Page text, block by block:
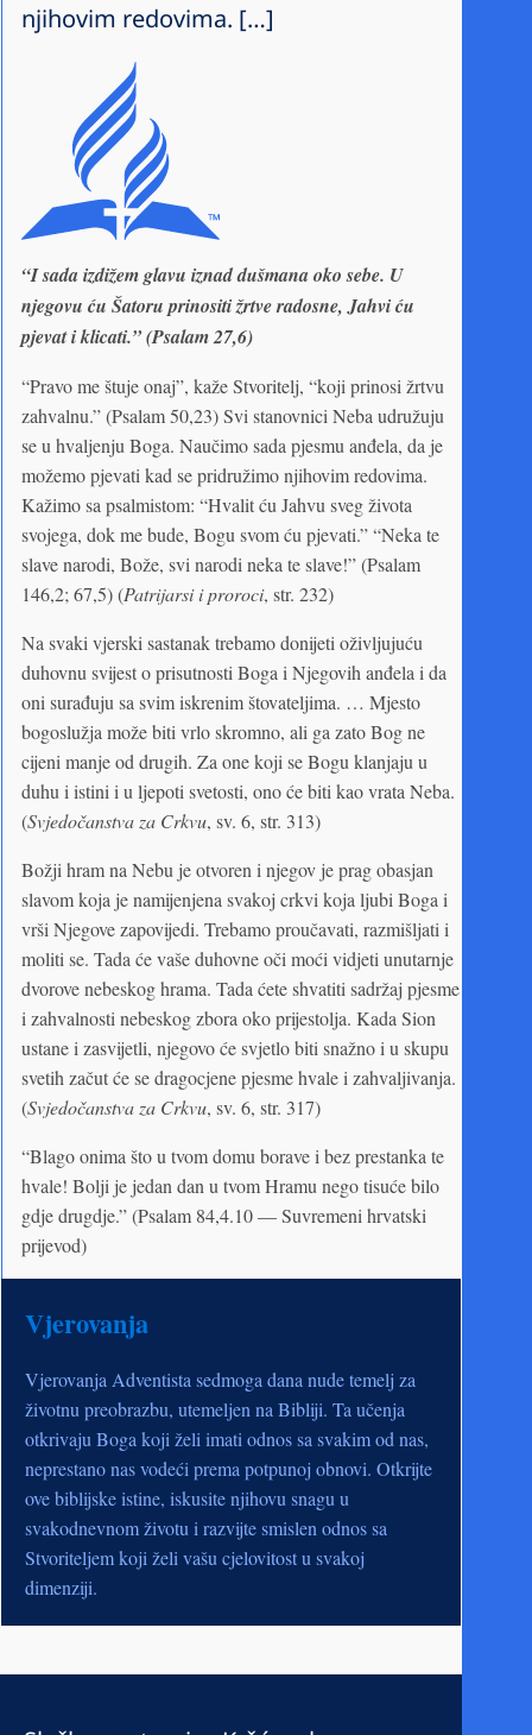
njihovim redovima. […]
“I sada izdižem glavu iznad dušmana oko sebe. U
njegovu ću Šatoru prinositi žrtve radosne, Jahvi ću
pjevat i klicati.” (Psalam 27,6)
“Pravo me štuje onaj”, kaže Stvoritelj, “koji prinosi žrtvu
zahvalnu.” (Psalam 50,23) Svi stanovnici Neba udružuju
se u hvaljenju Boga. Naučimo sada pjesmu anđela, da je
možemo pjevati kad se pridružimo njihovim redovima.
Kažimo sa psalmistom: “Hvalit ću Jahvu sveg života
svojega, dok me bude, Bogu svom ću pjevati.” “Neka te
slave narodi, Bože, svi narodi neka te slave!” (Psalam
146,2; 67,5) (Patrijarsi i proroci, str. 232)
Na svaki vjerski sastanak trebamo donijeti oživljujuću
duhovnu svijest o prisutnosti Boga i Njegovih anđela i da
oni surađuju sa svim iskrenim štovateljima. … Mjesto
bogoslužja može biti vrlo skromno, ali ga zato Bog ne
cijeni manje od drugih. Za one koji se Bogu klanjaju u
duhu i istini i u ljepoti svetosti, ono će biti kao vrata Neba.
(Svjedočanstva za Crkvu, sv. 6, str. 313)
Božji hram na Nebu je otvoren i njegov je prag obasjan
slavom koja je namijenjena svakoj crkvi koja ljubi Boga i
vrši Njegove zapovijedi. Trebamo proučavati, razmišljati i
moliti se. Tada će vaše duhovne oči moći vidjeti unutarnje
dvorove nebeskog hrama. Tada ćete shvatiti sadržaj pjesme
i zahvalnosti nebeskog zbora oko prijestolja. Kada Sion
ustane i zasvijetli, njegovo će svjetlo biti snažno i u skupu
svetih začut će se dragocjene pjesme hvale i zahvaljivanja.
(Svjedočanstva za Crkvu, sv. 6, str. 317)
“Blago onima što u tvom domu borave i bez prestanka te
hvale! Bolji je jedan dan u tvom Hramu nego tisuće bilo
gdje drugdje.” (Psalam 84,4.10 — Suvremeni hrvatski
prijevod)
Vjerovanja
Vjerovanja Adventista sedmoga dana nude temelj za
životnu preobrazbu, utemeljen na Bibliji. Ta učenja
otkrivaju Boga koji želi imati odnos sa svakim od nas,
neprestano nas vodeći prema potpunoj obnovi. Otkrijte
ove biblijske istine, iskusite njihovu snagu u
svakodnevnom životu i razvijte smislen odnos sa
Stvoriteljem koji želi vašu cjelovitost u svakoj
dimenziji.